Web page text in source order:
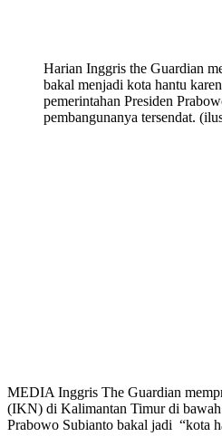
Harian Inggris the Guardian
bakal menjadi kota hantu
pemerintahan Presiden
pembangunanya tersendat.
MEDIA Inggris The Guardian
(IKN) di Kalimantan Timur di bawah
Prabowo Subianto bakal jadi “kota